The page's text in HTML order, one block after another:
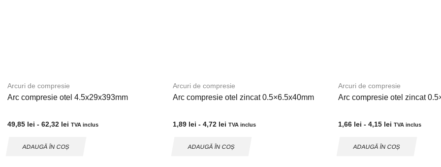
Arcuri de compresie
Arc compresie otel 4.5x29x393mm
49,85 lei - 62,32 lei TVA inclus
ADAUGĂ ÎN COȘ
Arcuri de compresie
Arc compresie otel zincat 0.5×6.5x40mm
1,89 lei - 4,72 lei TVA inclus
ADAUGĂ ÎN COȘ
Arcuri de compresie
Arc compresie otel zincat
1,66 lei - 4,15 lei TVA inclus
ADAUGĂ ÎN COȘ